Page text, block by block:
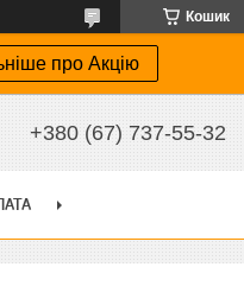
Кошик
про Акцію
+380 (67) 737-55-32